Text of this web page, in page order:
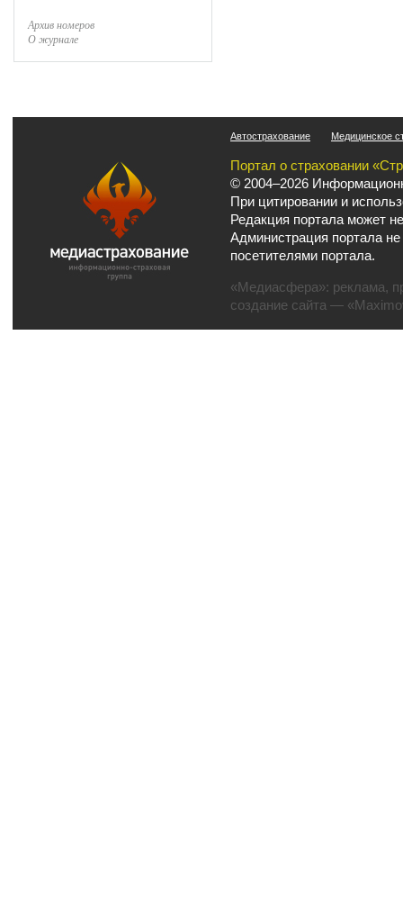
Архив номеров
О журнале
Автострахование Медицинское
Портал о страховании
© 2004–2026
При цитировании и
Редакция портала может
Администрация портала
посетителями портала.
«Медиасфера»: реклама,
создание сайта —